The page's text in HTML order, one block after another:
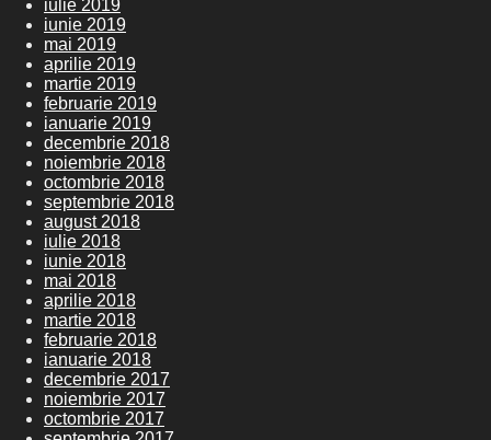
iulie 2019
iunie 2019
mai 2019
aprilie 2019
martie 2019
februarie 2019
ianuarie 2019
decembrie 2018
noiembrie 2018
octombrie 2018
septembrie 2018
august 2018
iulie 2018
iunie 2018
mai 2018
aprilie 2018
martie 2018
februarie 2018
ianuarie 2018
decembrie 2017
noiembrie 2017
octombrie 2017